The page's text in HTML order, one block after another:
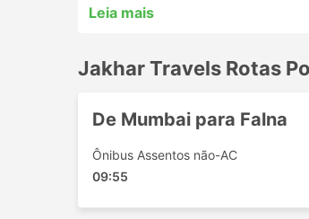
melhor opção. Analise o
irão ajudá-lo a escolher a
Estações Populares
As principais estações
Bombaim
Palanpur
Leia mais
Jakhar Travels Rotas
De Mumbai para Falna
Ônibus Assentos não-AC
09:55